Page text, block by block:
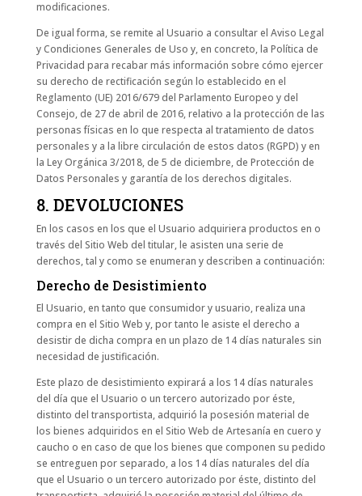
modificaciones.
De igual forma, se remite al Usuario a consultar el Aviso Legal
y Condiciones Generales de Uso y, en concreto, la Política de
Privacidad para recabar más información sobre cómo ejercer
su derecho de rectificación según lo establecido en el
Reglamento (UE) 2016/679 del Parlamento Europeo y del
Consejo, de 27 de abril de 2016, relativo a la protección de las
personas físicas en lo que respecta al tratamiento de datos
personales y a la libre circulación de estos datos (RGPD) y en
la Ley Orgánica 3/2018, de 5 de diciembre, de Protección de
Datos Personales y garantía de los derechos digitales.
8. DEVOLUCIONES
En los casos en los que el Usuario adquiriera productos en o
través del Sitio Web del titular, le asisten una serie de
derechos, tal y como se enumeran y describen a continuación:
Derecho de Desistimiento
El Usuario, en tanto que consumidor y usuario, realiza una
compra en el Sitio Web y, por tanto le asiste el derecho a
desistir de dicha compra en un plazo de 14 días naturales sin
necesidad de justificación.
Este plazo de desistimiento expirará a los 14 días naturales
del día que el Usuario o un tercero autorizado por éste,
distinto del transportista, adquirió la posesión material de
los bienes adquiridos en el Sitio Web de Artesanía en cuero y
caucho o en caso de que los bienes que componen su pedido
se entreguen por separado, a los 14 días naturales del día
que el Usuario o un tercero autorizado por éste, distinto del